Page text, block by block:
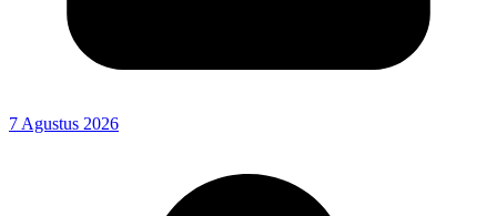
7 Agustus 2026